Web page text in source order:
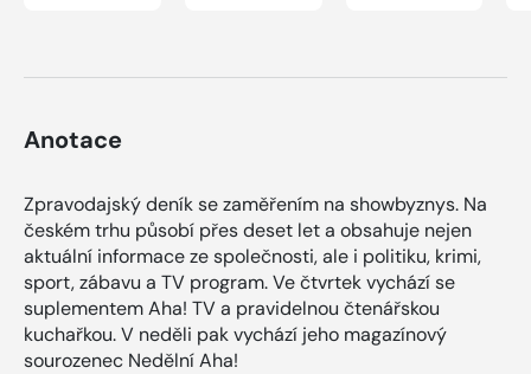
Anotace
Zpravodajský deník se zaměřením na showbyznys. Na
českém trhu působí přes deset let a obsahuje nejen
aktuální informace ze společnosti, ale i politiku, krimi,
sport, zábavu a TV program. Ve čtvrtek vychází se
suplementem Aha! TV a pravidelnou čtenářskou
kuchařkou. V neděli pak vychází jeho magazínový
sourozenec Nedělní Aha!